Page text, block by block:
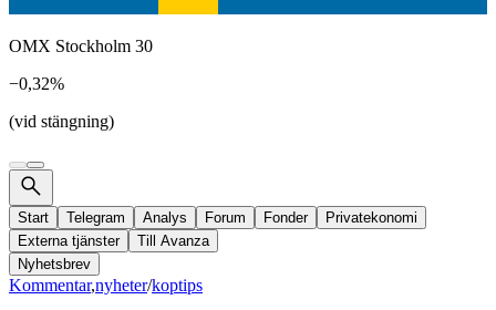
OMX Stockholm 30
−0,32%
(vid stängning)
Start Telegram Analys Forum Fonder
Privatekonomi
Externa tjänster
Till Avanza
Nyhetsbrev
Kommentar,nyheter/koptips